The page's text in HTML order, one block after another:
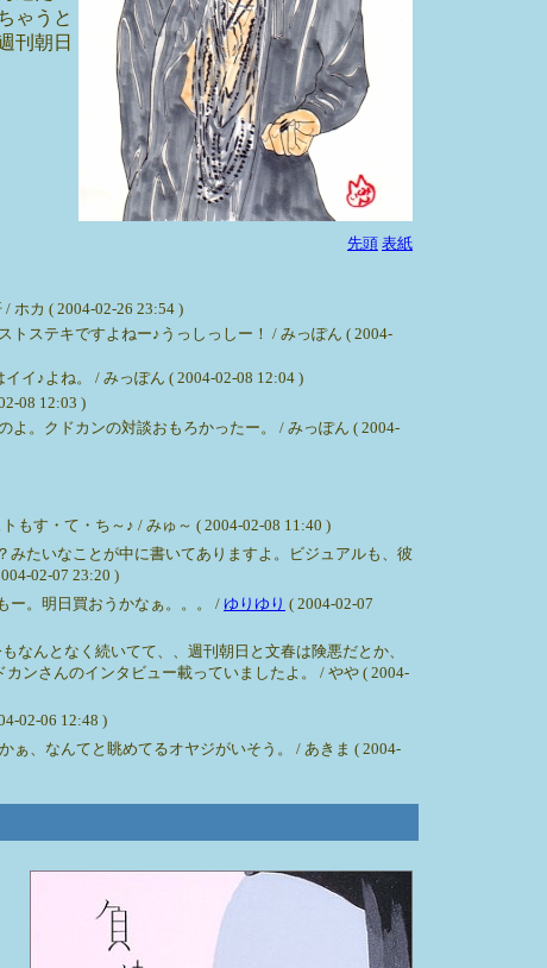
ゃうと
刊朝日
先頭 表紙
ホカ ( 2004-02-26 23:54 )
ステキですよねー♪うっしっしー！ / みっぽん ( 2004-
イ♪よね。 / みっぽん ( 2004-02-08 12:04 )
08 12:03 )
。クドカンの対談おもろかったー。 / みっぽん ( 2004-
もす・て・ち～♪ / みゅ～ ( 2004-02-08 11:40 )
たいなことが中に書いてありますよ。ビジュアルも、彼
02-07 23:20 )
ー。明日買おうかなぁ。。。 / ゆりゆり ( 2004-02-07
んとなく続いてて、、週刊朝日と文春は険悪だとか、
ンさんのインタビュー載っていましたよ。 / やや ( 2004-
02-06 12:48 )
、なんてと眺めてるオヤジがいそう。 / あきま ( 2004-